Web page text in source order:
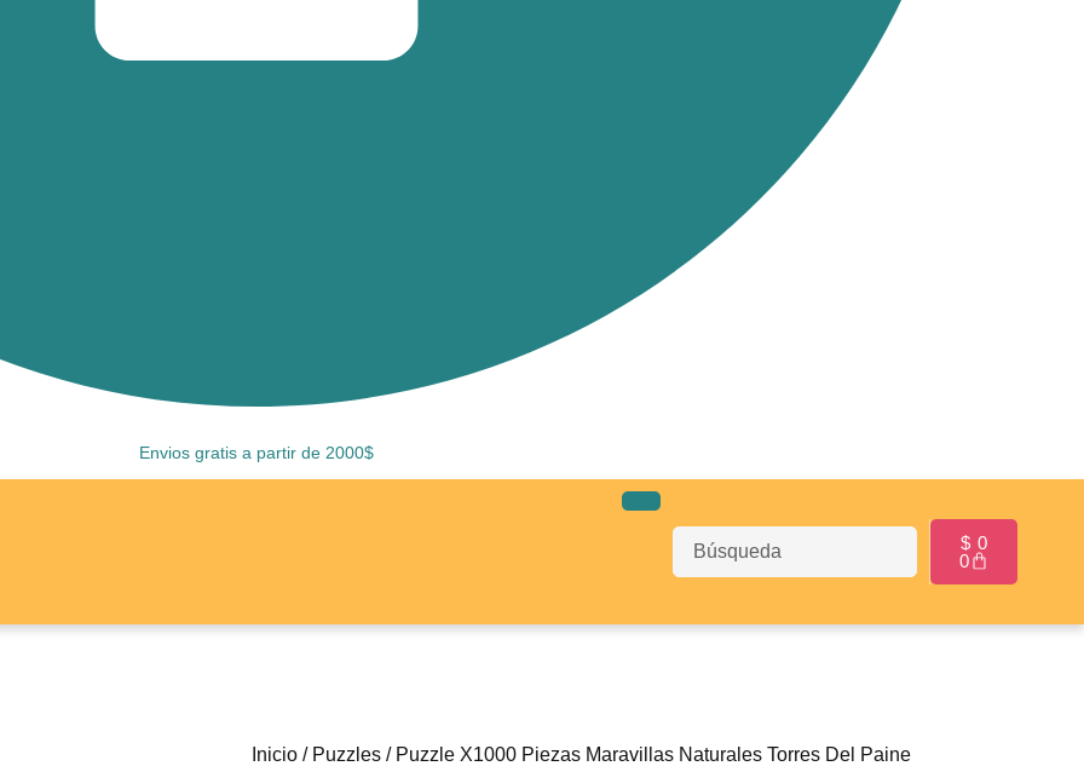
Envios gratis a partir de 2000$
$ 0
0
Inicio / Puzzles / Puzzle X1000 Piezas Maravillas Naturales Torres Del Paine